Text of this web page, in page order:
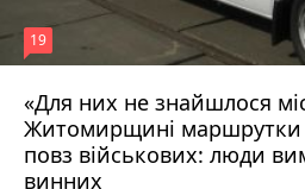
«Для них не знайшлося
Житомирщині маршрутки
повз військових: люди
винних
19
17 липня 2026 р.